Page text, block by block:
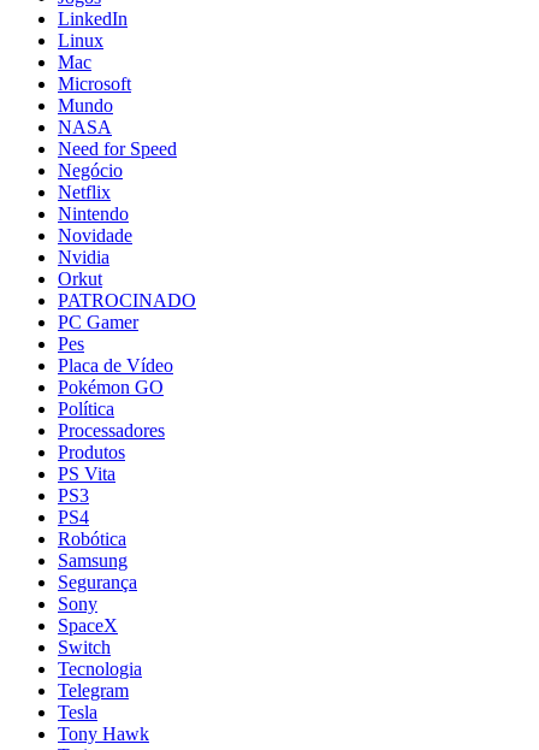
LinkedIn
Linux
Mac
Microsoft
Mundo
NASA
Need for Speed
Negócio
Netflix
Nintendo
Novidade
Nvidia
Orkut
PATROCINADO
PC Gamer
Pes
Placa de Vídeo
Pokémon GO
Política
Processadores
Produtos
PS Vita
PS3
PS4
Robótica
Samsung
Segurança
Sony
SpaceX
Switch
Tecnologia
Telegram
Tesla
Tony Hawk